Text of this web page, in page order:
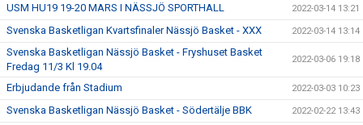
USM HU19 19-20 MARS I NÄSSJÖ SPORTHALL 2022-03-14 13:21
Svenska Basketligan Kvartsfinaler Nässjö Basket - XXX 2022-03-14 13:14
Svenska Basketligan Nässjö Basket - Fryshuset Basket
Fredag 11/3 Kl 19.04
2022-03-06 19:18
Erbjudande från Stadium 2022-03-03 10:23
Svenska Basketligan Nässjö Basket - Södertälje BBK 2022-02-22 13:43